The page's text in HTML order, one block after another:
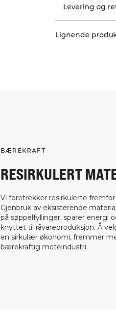
forbedre
du velge en mindre
Sømløse yoga-
midje med en lett V-
Levering og
Lignende
BÆREKRAFT
RESIRKULERT
Vi foretrekker resirkulerte
Gjenbruk av eksisterende
på søppelfyllinger, sparer energi
knyttet til råvareproduksjon. Å
en sirkulær økonomi, fremmer
bærekraftig moteindustri.